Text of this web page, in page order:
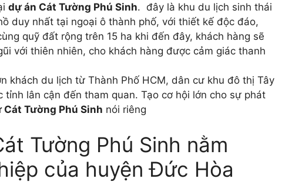
dự án Cát Tường Phú Sinh. đây là khu du lịch sinh thái
duy nhất tại ngoại ô thành phố, với thiết kế độc đáo,
quỹ đất rộng trên 15 ha khi đến đây, khách hàng sẽ
với thiên nhiên, cho khách hàng được cảm giác thanh
khách du lịch từ Thành Phố HCM, dân cư khu đô thị Tây
tỉnh lân cận đến tham quan. Tạo cơ hội lớn cho sự phát
Cát Tường Phú Sinh nói riêng
Tường Phú Sinh nằm
của huyện Đức Hòa